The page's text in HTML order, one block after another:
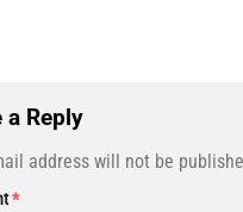
a Reply
address will not be
*